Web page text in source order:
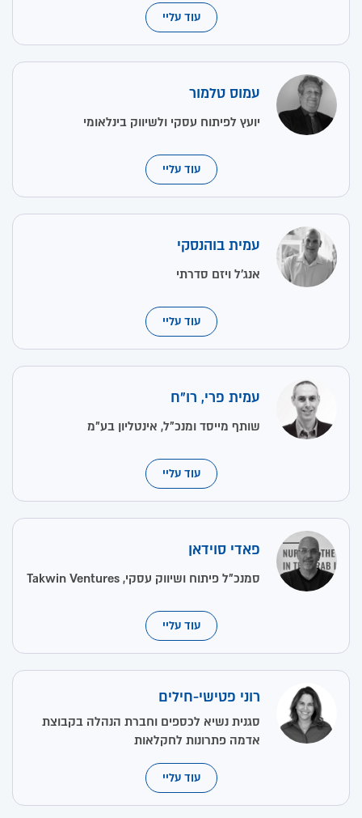
עוד עליי
עמוס טלמור
יועץ לפיתוח עסקי ולשיווק בינלאומי
עוד עליי
עמית בוהנסקי
אנג'ל ויזם סדרתי
עוד עליי
עמית פרי, רו"ח
שותף מייסד ומנכ"ל, אינטליון בע"מ
עוד עליי
פאדי סוידאן
סמנכ"ל פיתוח ושיווק עסקי, Takwin Ventures
עוד עליי
רוני פטישי-חילים
סגנית נשיא לכספים וחברת הנהלה בקבוצת
אדמה פתרונות לחקלאות
עוד עליי